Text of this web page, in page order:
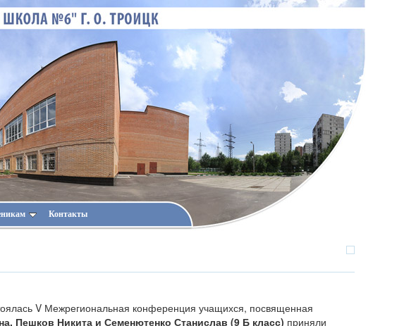
Контакты
V Межрегиональная конференция учащихся, посвященная
Пешков Никита и Семенютенко Станислав (9 Б класс) приняли